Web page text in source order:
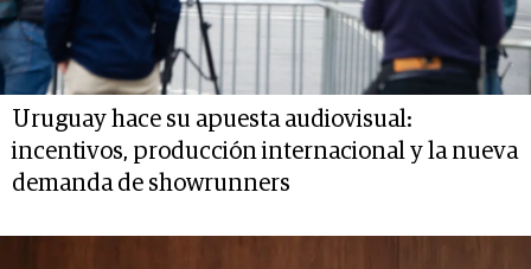
Uruguay hace su apuesta audiovisual:
incentivos, producción internacional y la nueva
demanda de showrunners